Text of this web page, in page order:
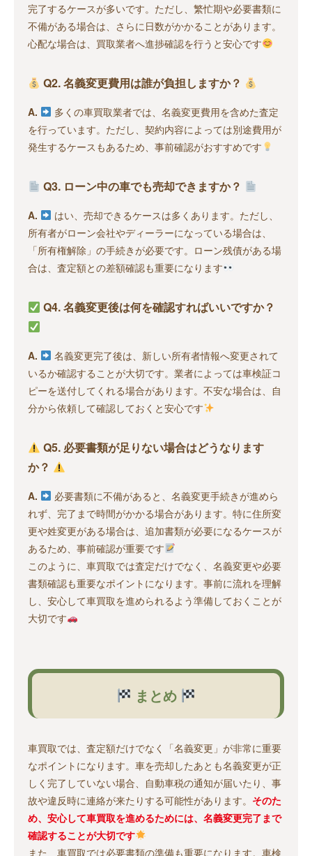
完了するケースが多いです。ただし、繁忙期や必要書類に
不備がある場合は、さらに日数がかかることがあります。
心配な場合は、買取業者へ進捗確認を行うと安心です
Q2. 名義変更費用は誰が負担しますか？
A.
多くの車買取業者では、名義変更費用を含めた査定
を行っています。ただし、契約内容によっては別途費用が
発生するケースもあるため、事前確認がおすすめです
Q3. ローン中の車でも売却できますか？
A.
はい、売却できるケースは多くあります。ただし、
所有者がローン会社やディーラーになっている場合は、
「所有権解除」の手続きが必要です。ローン残債がある場
合は、査定額との差額確認も重要になります
Q4. 名義変更後は何を確認すればいいですか？
A.
名義変更完了後は、新しい所有者情報へ変更されて
いるか確認することが大切です。業者によっては車検証コ
ピーを送付してくれる場合があります。不安な場合は、自
分から依頼して確認しておくと安心です
Q5. 必要書類が足りない場合はどうなります
か？
A.
必要書類に不備があると、名義変更手続きが進めら
れず、完了まで時間がかかる場合があります。特に住所変
更や姓変更がある場合は、追加書類が必要になるケースが
あるため、事前確認が重要です
このように、車買取では査定だけでなく、名義変更や必要
書類確認も重要なポイントになります。事前に流れを理解
し、安心して車買取を進められるよう準備しておくことが
大切です
まとめ
車買取では、査定額だけでなく「名義変更」が非常に重要
なポイントになります。車を売却したあとも名義変更が正
しく完了していない場合、自動車税の通知が届いたり、事
故や違反時に連絡が来たりする可能性があります。 そのた
め、安心して車買取を進めるためには、名義変更完了まで
確認することが大切です
また、車買取では必要書類の準備も重要になります。車検